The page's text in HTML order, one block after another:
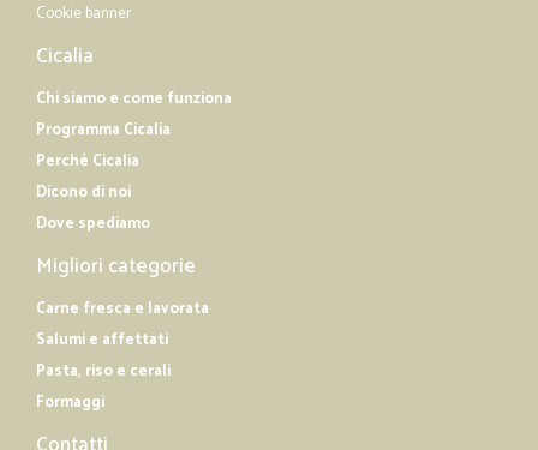
Cookie banner
Cicalia
Chi siamo e come funziona
Programma Cicalia
Perché Cicalia
Dicono di noi
Dove spediamo
Migliori categorie
Carne fresca e lavorata
Salumi e affettati
Pasta, riso e cerali
Formaggi